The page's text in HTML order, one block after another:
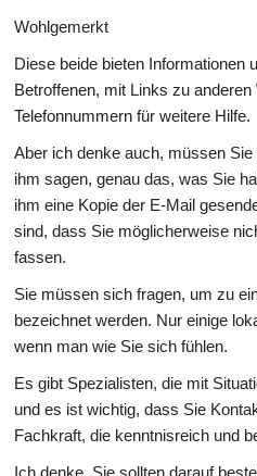
Wohlgemerkt
Diese beide bieten Informationen
Betroffenen, mit Links zu
Telefonnummern für weitere Hilfe.
Aber ich denke auch, müssen
ihm sagen, genau das, was Sie
ihm eine Kopie der E-Mail
sind, dass Sie möglicherweise
fassen.
Sie müssen sich fragen, um zu
bezeichnet werden. Nur einige
wenn man wie Sie sich fühlen.
Es gibt Spezialisten, die mit
und es ist wichtig, dass Sie
Fachkraft, die kenntnisreich und
Ich denke, Sie sollten darauf